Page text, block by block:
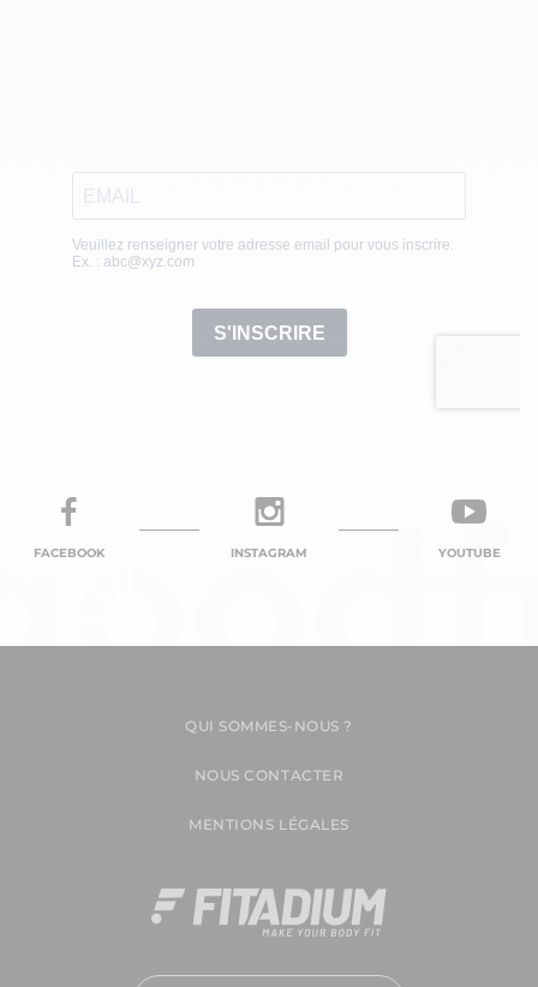
FACEBOOK INSTAGRAM YOUTUBE
QUI SOMMES-NOUS ?
NOUS CONTACTER
MENTIONS LÉGALES